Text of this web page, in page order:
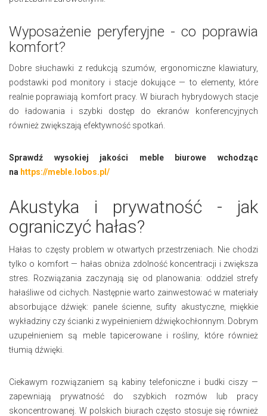
Wyposażenie peryferyjne - co poprawia
komfort?
Dobre słuchawki z redukcją szumów, ergonomiczne klawiatury,
podstawki pod monitory i stacje dokujące — to elementy, które
realnie poprawiają komfort pracy. W biurach hybrydowych stacje
do ładowania i szybki dostęp do ekranów konferencyjnych
również zwiększają efektywność spotkań.
Sprawdź wysokiej jakości meble biurowe wchodząc
na https://meble.lobos.pl/
Akustyka i prywatność - jak
ograniczyć hałas?
Hałas to częsty problem w otwartych przestrzeniach. Nie chodzi
tylko o komfort — hałas obniża zdolność koncentracji i zwiększa
stres. Rozwiązania zaczynają się od planowania: oddziel strefy
hałaśliwe od cichych. Następnie warto zainwestować w materiały
absorbujące dźwięk: panele ścienne, sufity akustyczne, miękkie
wykładziny czy ścianki z wypełnieniem dźwiękochłonnym. Dobrym
uzupełnieniem są meble tapicerowane i rośliny, które również
tłumią dźwięki.
Ciekawym rozwiązaniem są kabiny telefoniczne i budki ciszy —
zapewniają prywatność do szybkich rozmów lub pracy
skoncentrowanej. W polskich biurach często stosuje się również